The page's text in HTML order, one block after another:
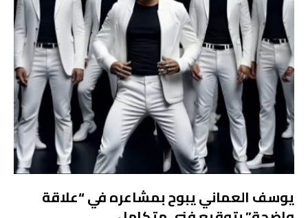
يوسف العماني يبوح بمشاعره في “علاقة